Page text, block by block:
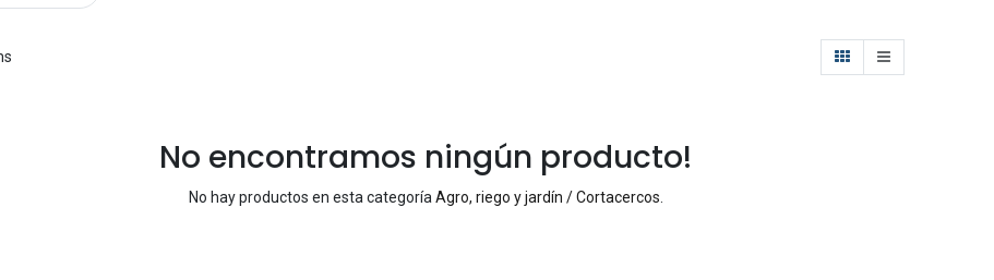
No encontramos ningún producto!
No hay productos en esta categoría Agro, riego y jardín / Cortacercos